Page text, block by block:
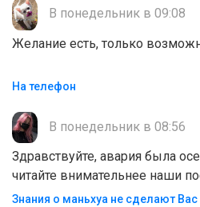
В понедельник в 09:08
Желание есть, только
На телефон
В понедельник в 08:56
Здравствуйте, авария была
читайте внимательнее наши
Знания о маньхуа не сделают